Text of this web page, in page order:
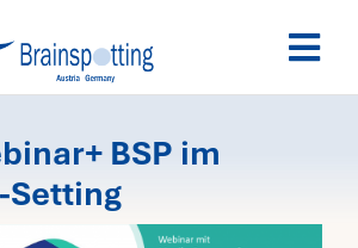
BSP im
Setting